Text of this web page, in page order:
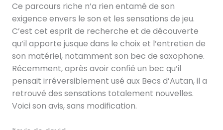
Ce parcours riche n’a rien entamé de son
exigence envers le son et les sensations de jeu.
C’est cet esprit de recherche et de découverte
qu’il apporte jusque dans le choix et l’entretien de
son matériel, notamment son bec de saxophone.
Récemment, après avoir confié un bec qu’il
pensait irréversiblement usé aux Becs d’Autan, il a
retrouvé des sensations totalement nouvelles.
Voici son avis, sans modification.